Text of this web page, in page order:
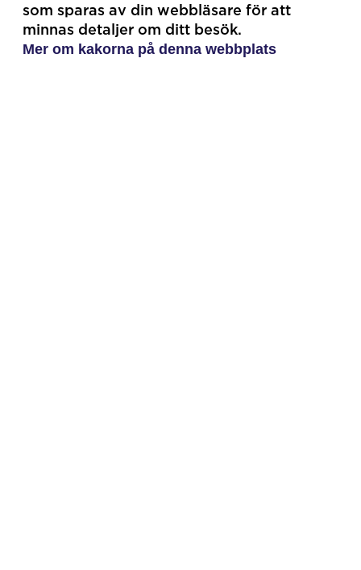
Chalmershindret 2020.
som sparas av din webbläsare för att
minnas detaljer om ditt besök.
Mer om kakorna på denna webbplats